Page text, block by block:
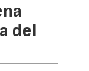
del